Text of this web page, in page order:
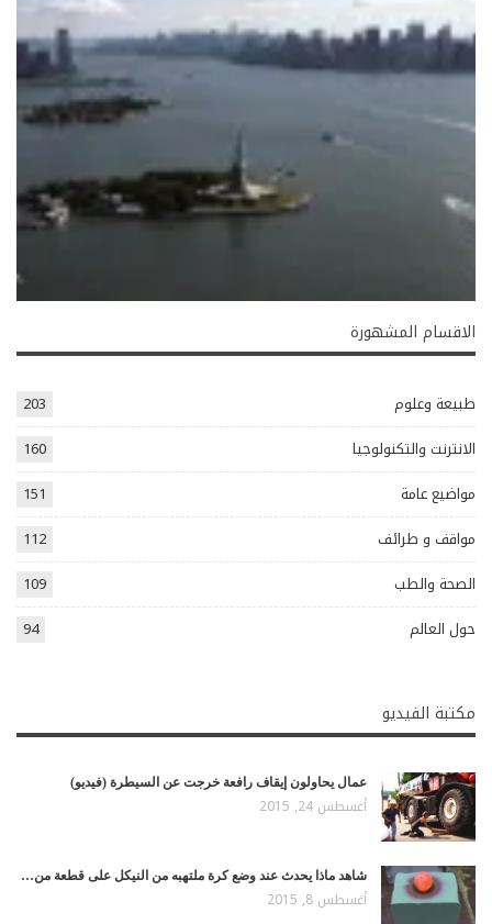
الاقسام المشهورة
طبيعة وعلوم
203
الانترنت والتكنولوجيا
160
مواضيع عامة
151
مواقف و طرائف
112
الصحة والطب
109
حول العالم
94
مكتبة الفيديو
عمال يحاولون إيقاف رافعة خرجت عن السيطرة (فيديو)
أغسطس 24, 2015
شاهد ماذا يحدث عند وضع كرة ملتهبه من النيكل على قطعة من…
أغسطس 8, 2015